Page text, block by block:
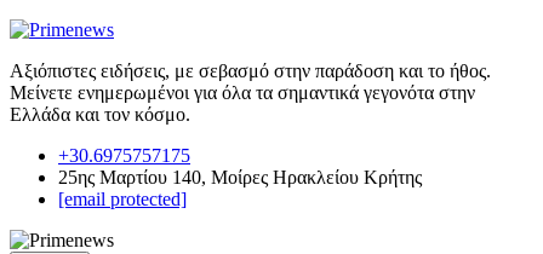
Αξιόπιστες ειδήσεις, με σεβασμό στην παράδοση και το ήθος.
Μείνετε ενημερωμένοι για όλα τα σημαντικά γεγονότα στην
Ελλάδα και τον κόσμο.
+30.6975757175
25ης Μαρτίου 140, Μοίρες Ηρακλείου Κρήτης
[email protected]